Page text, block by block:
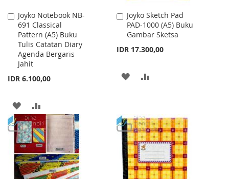
Joyko Notebook NB-
691 Classical
Pattern (A5) Buku
Tulis Catatan Diary
Agenda Bergaris
Jahit
IDR 6.100,00
Add
to
Cart
ADD
TO
WISH
LIST
TO
COMPARE
Joyko Sketch Pad
PAD-1000 (A5) Buku
Gambar Sketsa
IDR 17.300,00
Add
to
Cart
ADD
LIST